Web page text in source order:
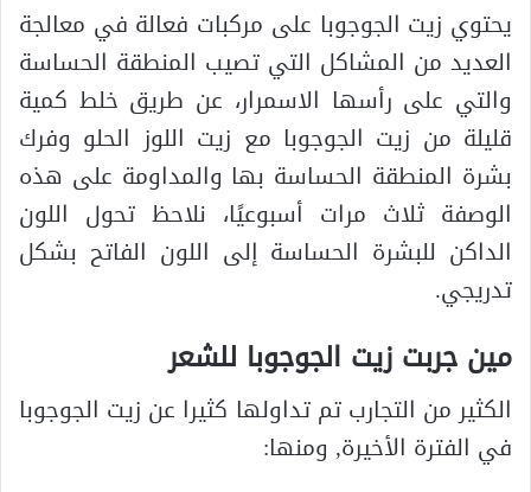
يحتوي زيت الجوجوبا على مركبات فعالة في معالجة
العديد من المشاكل التي تصيب المنطقة الحساسة
والتي على رأسها الاسمرار، عن طريق خلط كمية
قليلة من زيت الجوجوبا مع زيت اللوز الحلو وفرك
بشرة المنطقة الحساسة بها والمداومة على هذه
الوصفة ثلاث مرات أسبوعيًا، نلاحظ تحول اللون
الداكن للبشرة الحساسة إلى اللون الفاتح بشكل
تدريجي.
مين جربت زيت الجوجوبا للشعر
الكثير من التجارب تم تداولها كثيرا عن زيت الجوجوبا
في الفترة الأخيرة, ومنها: